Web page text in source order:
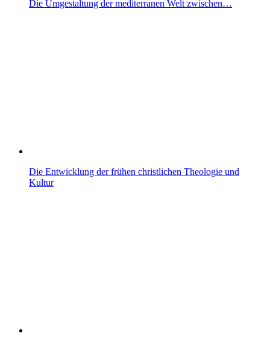
Die Umgestaltung der mediterranen Welt zwischen…
Die Entwicklung der frühen christlichen Theologie und
Kultur